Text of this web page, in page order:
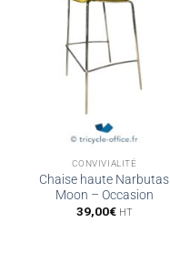
CONVIVIALITÉ
Chaise haute Narbutas
Moon – Occasion
39,00€ HT